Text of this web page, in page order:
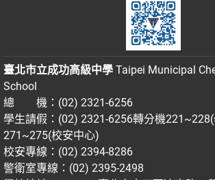
臺北市立成功高級中學 Taipei Municipal
School
總 機：(02) 2321-6256
學生請假：(02) 2321-6256轉分機
271~275(校安中心)
校安專線：(02) 2394-8286
警衛室專線：(02) 2395-2498